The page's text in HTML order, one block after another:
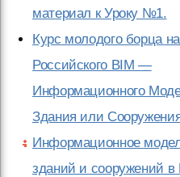
материал к Уроку №1.
Курс молодого борца
Российского BIM —
Информационного
Здания или
Информационное
зданий и сооружений в